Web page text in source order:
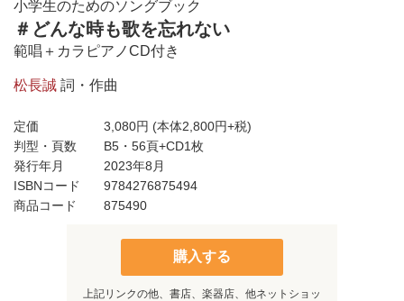
小学生のためのソングブック
＃どんな時も歌を忘れない
範唱＋カラピアノCD付き
松長誠 詞・作曲
定価 3,080円 (本体2,800円+税)
判型・頁数
B5・56頁+CD1枚
発行年月
2023年8月
ISBNコード
9784276875494
商品コード
875490
購入する
上記リンクの他、書店、楽器店、他ネットショッ